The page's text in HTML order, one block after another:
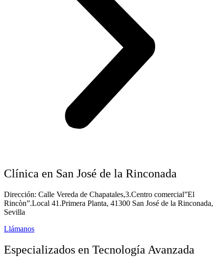
Clínica en San José de la Rinconada
Dirección: Calle Vereda de Chapatales,3.Centro comercial”El
Rincòn”.Local 41.Primera Planta, 41300 San José de la Rinconada,
Sevilla
Llámanos
Especializados en Tecnología Avanzada